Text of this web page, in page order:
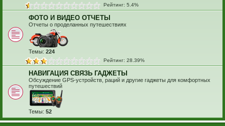
Рейтинг: 5.4%
ФОТО И ВИДЕО ОТЧЕТЫ
Отчеты о проделанных путешествиях
Темы: 224
Рейтинг: 28.39%
НАВИГАЦИЯ СВЯЗЬ ГАДЖЕТЫ
Обсуждение GPS-устройств, раций и другие гаджеты для комфортных
путешествий
Темы: 52